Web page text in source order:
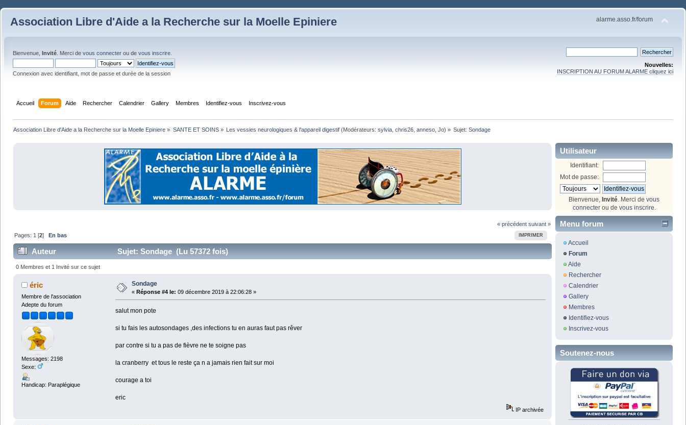
Association Libre d'Aide a la Recherche sur la Moelle Epiniere alarme.asso.fr/forum
Bienvenue, Invité . Merci de vous connecter ou de vous inscrire
Connexion avec identifiant, mot de passe et durée de la session
Nouvelles:
INSCRIPTION AU FORUM ALARME cliquez ici
Accueil Forum Aide Rechercher Calendrier Gallery Membres Identifiez-vous Inscrivez-vous
Association Libre d'Aide a la Recherche sur la Moelle Epiniere » SANTE ET SOINS» Les vessies neurologiques & l'appareil digestif(Modérateurs: sylvia, chris26, anneso, Jo) » Sujet:Sondage
« précédent suivant »
IMPRIMER
Pages: 1 [2] En bas
Auteur Sujet: Sondage (Lu 57372 fois)
0 Membres et 1 Invité sur ce sujet
éric
Membre de l'association
Adepte du forum
Messages: 2198
Sexe:
Handicap: Paraplégique
Sondage
« Réponse #4 le: 09 décembre 2019 à 22:06:28 »
salut mon pote
si tu fais les autosondages ,des infections tu en auras faut pas rêver
par contre si tu a pas de fièvre ne te soigne pas
la cranberry et tous le reste ça n a jamais rien fait sur moi
courage a toi
eric
IP archivée
Utilisateur
Identifiant:
Mot de passe:
Bienvenue, Invité . Merci de vous
connecterou de vous inscrire
Menu forum
Accueil
Forum
Aide
Rechercher
Calendrier
Gallery
Membres
Identifiez-vous
Inscrivez-vous
Soutenez-nous